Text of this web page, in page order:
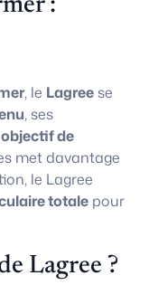
:
, le Lagree se
, ses
objectif de
met davantage
le Lagree
totale pour
Lagree ?